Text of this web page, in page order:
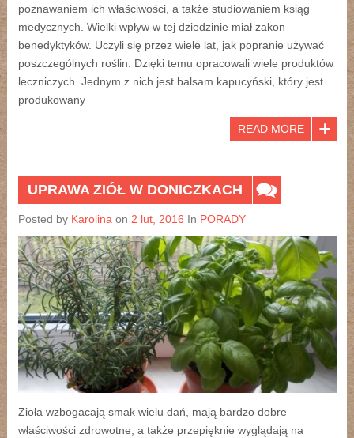
poznawaniem ich właściwości, a także studiowaniem ksiąg
medycznych. Wielki wpływ w tej dziedzinie miał zakon
benedyktyków. Uczyli się przez wiele lat, jak popranie używać
poszczególnych roślin. Dzięki temu opracowali wiele produktów
leczniczych. Jednym z nich jest balsam kapucyński, który jest
produkowany
READ MORE
UPRAWA ZIÓŁ W DONICZKACH
Posted by Karolina on 2 lut, 2016 In PORADY
Zioła wzbogacają smak wielu dań, mają bardzo dobre
właściwości zdrowotne, a także przepięknie wyglądają na